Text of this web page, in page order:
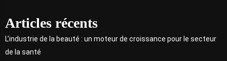
Articles récents
L’industrie de la beauté : un moteur de croissance pour le secteur
de la santé